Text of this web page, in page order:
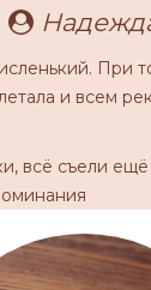
При
и всем
всё съели